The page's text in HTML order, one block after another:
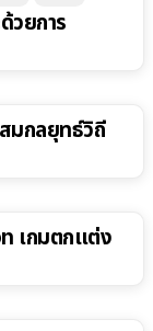
วยการ
มกลยุทธ์วิถี
เกมตกแต่ง